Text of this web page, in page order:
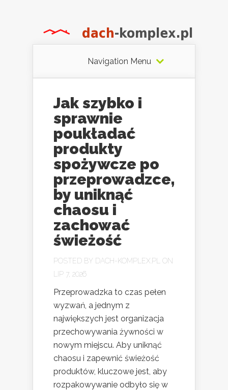
Navigation Menu
Jak szybko i
sprawnie
poukładać
produkty
spożywcze po
przeprowadzce,
by uniknąć
chaosu i
zachować
świeżość
POSTED BY DACH-KOMPLEX.PL
ON
LIP 7, 2026
Przeprowadzka to czas pełen
wyzwań, a jednym z
największych jest organizacja
przechowywania żywności w
nowym miejscu. Aby uniknąć
chaosu i zapewnić świeżość
produktów, kluczowe jest, aby
rozpakowywanie odbyło się w